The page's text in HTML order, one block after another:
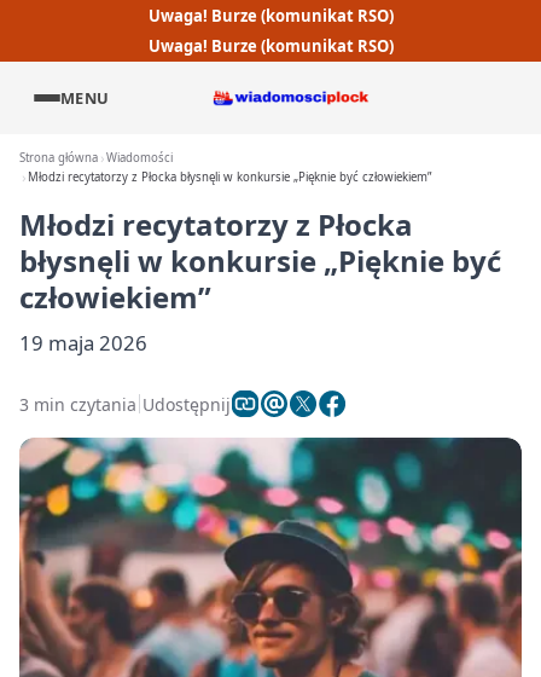
Uwaga! Burze (komunikat RSO)
Uwaga! Burze (komunikat RSO)
MENU
Strona główna Wiadomości
Młodzi recytatorzy z Płocka błysnęli w konkursie „Pięknie być człowiekiem”
Młodzi recytatorzy z Płocka
błysnęli w konkursie „Pięknie być
człowiekiem”
19 maja 2026
3 min czytania Udostępnij